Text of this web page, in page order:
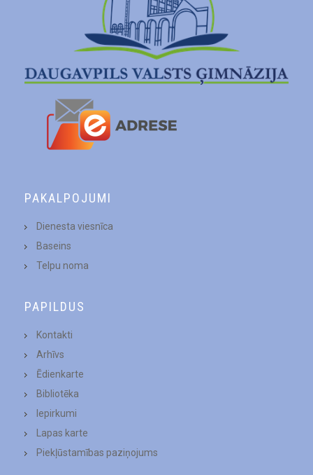
PAKALPOJUMI
Dienesta viesnīca
Baseins
Telpu noma
PAPILDUS
Kontakti
Arhīvs
Ēdienkarte
Bibliotēka
Iepirkumi
Lapas karte
Piekļūstamības paziņojums